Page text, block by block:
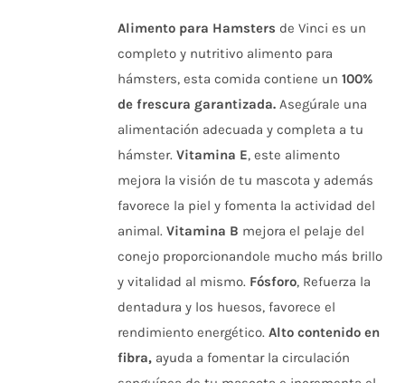
Alimento para Hamsters de Vinci es un
completo y nutritivo alimento para
hámsters, esta comida contiene un100%
de frescura garantizada.Asegúrale una
alimentación adecuada y completa a tu
hámster.Vitamina E, este alimento
mejora la visión de tu mascota y además
favorece la piel y fomenta la actividad del
animal.Vitamina B mejora el pelaje del
conejo proporcionandole mucho más brillo
y vitalidad al mismo. Fósforo, Refuerza la
dentadura y los huesos, favorece el
rendimiento energético.Alto contenido en
fibra, ayuda a fomentar la circulación